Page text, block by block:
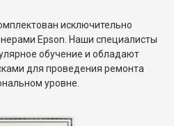
исключительно
Epson. Наши специалисты
обучение и обладают
для проведения ремонта
уровне.